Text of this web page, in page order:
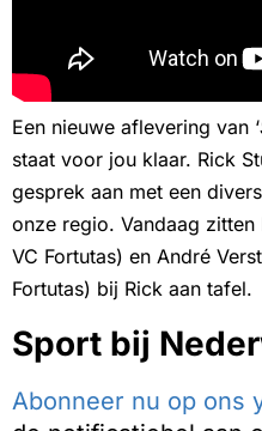
Een nieuwe aflevering van ‘
staat voor jou klaar. Rick
gesprek aan met een
onze regio. Vandaag
VC Fortutas) en André
Fortutas) bij Rick aan tafel.
Sport bij
Abonneer nu op ons